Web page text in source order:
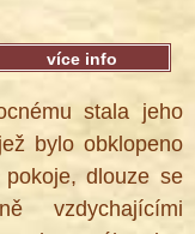
více info
stala jeho
bylo obklopeno
dlouze se
vzdychajícími